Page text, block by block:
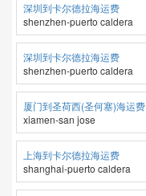
深圳到卡尔德拉海运费
shenzhen-puerto caldera
深圳到卡尔德拉海运费
shenzhen-puerto caldera
厦门到圣荷西(圣何塞)海运费
xiamen-san jose
上海到卡尔德拉海运费
shanghai-puerto caldera